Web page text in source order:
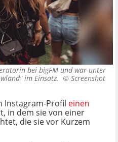
bei bigFM und war unter
im Einsatz. © Screenshot
Instagram-Profil einen
in dem sie von einer
die sie vor Kurzem